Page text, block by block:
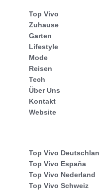
Top Vivo
Zuhause
Garten
Lifestyle
Mode
Reisen
Tech
Über Uns
Kontakt
Website
Top Vivo
Top Vivo España
Top Vivo Nederland
Top Vivo Schweiz